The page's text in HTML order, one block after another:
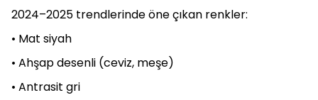
2024–2025 trendlerinde öne çıkan renkler:
• Mat siyah
• Ahşap desenli (ceviz, meşe)
• Antrasit gri